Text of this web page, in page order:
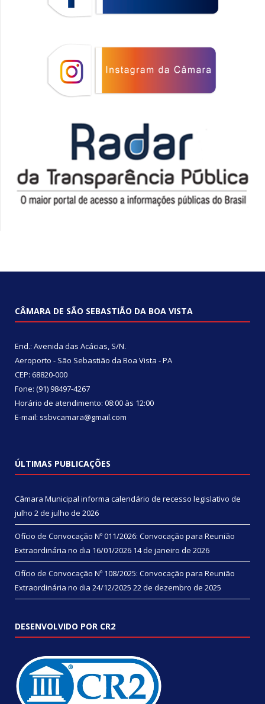
CÂMARA DE SÃO SEBASTIÃO DA BOA VISTA
End.: Avenida das Acácias, S/N.
Aeroporto - São Sebastião da Boa Vista - PA
CEP: 68820-000
Fone: (91) 98497-4267
Horário de atendimento: 08:00 às 12:00
E-mail: ssbvcamara@gmail.com
ÚLTIMAS PUBLICAÇÕES
Câmara Municipal informa calendário de recesso legislativo de
julho 2 de julho de 2026
Ofício de Convocação Nº 011/2026: Convocação para Reunião
Extraordinária no dia 16/01/2026 14 de janeiro de 2026
Ofício de Convocação Nº 108/2025: Convocação para Reunião
Extraordinária no dia 24/12/2025 22 de dezembro de 2025
DESENVOLVIDO POR CR2